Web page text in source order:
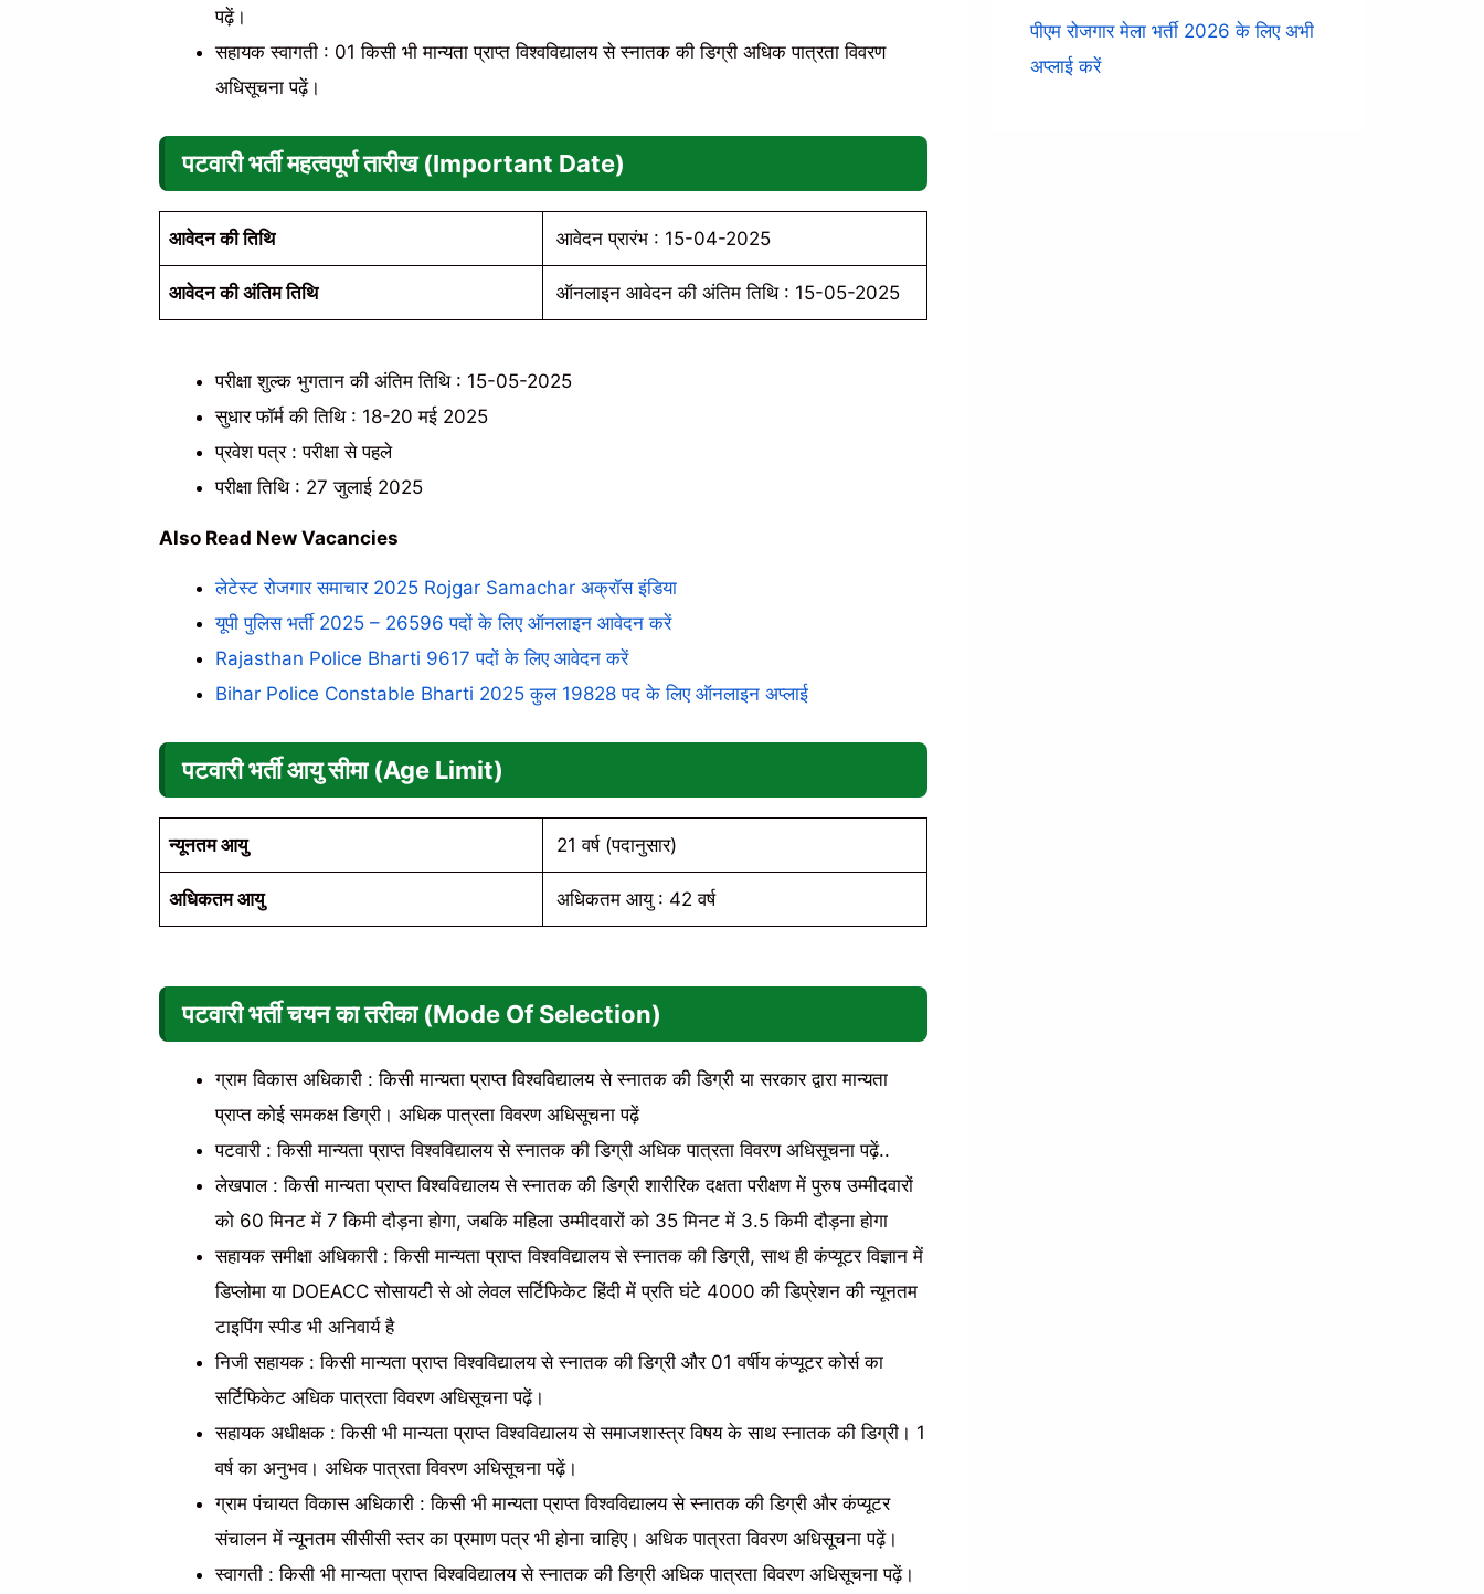
पढ़ें।
सहायक स्वागती : 01 किसी भी मान्यता प्राप्त विश्वविद्यालय से स्नातक की डिग्री अधिक पात्रता विवरण
अधिसूचना पढ़ें।
पटवारी भर्तीमहत्वपूर्ण तारीख (Important Date)
आवेदन की तिथि आवेदन प्रारंभ : 15-04-2025
आवेदन की अंतिम तिथि ऑनलाइन आवेदन की अंतिम तिथि : 15-05-2025
परीक्षा शुल्क भुगतान की अंतिम तिथि : 15-05-2025
सुधार फॉर्म की तिथि : 18-20 मई 2025
प्रवेश पत्र : परीक्षा से पहले
परीक्षा तिथि : 27 जुलाई 2025
Also Read New Vacancies
लेटेस्ट रोजगार समाचार 2025 Rojgar Samachar अक्रॉस इंडिया
यूपी पुलिस भर्ती 2025 – 26596 पदों के लिए ऑनलाइन आवेदन करें
Rajasthan Police Bharti 9617 पदों के लिए आवेदन करें
Bihar Police Constable Bharti 2025 कुल 19828 पद के लिए ऑनलाइन अप्लाई
पटवारी भर्ती आयु सीमा (Age Limit)
न्यूनतम आयु 21 वर्ष (पदानुसार)
अधिकतम आयु अधिकतम आयु : 42 वर्ष
पटवारी भर्तीचयन का तरीका (Mode Of Selection)
ग्राम विकास अधिकारी : किसी मान्यता प्राप्त विश्वविद्यालय से स्नातक की डिग्री या सरकार द्वारा मान्यता
प्राप्त कोई समकक्ष डिग्री। अधिक पात्रता विवरण अधिसूचना पढ़ें
पटवारी : किसी मान्यता प्राप्त विश्वविद्यालय से स्नातक की डिग्री अधिक पात्रता विवरण अधिसूचना पढ़ें..
लेखपाल : किसी मान्यता प्राप्त विश्वविद्यालय से स्नातक की डिग्री शारीरिक दक्षता परीक्षण में पुरुष उम्मीदवारों
को 60 मिनट में 7 किमी दौड़ना होगा, जबकि महिला उम्मीदवारों को 35 मिनट में 3.5 किमी दौड़ना होगा
सहायक समीक्षा अधिकारी : किसी मान्यता प्राप्त विश्वविद्यालय से स्नातक की डिग्री, साथ ही कंप्यूटर विज्ञान में
डिप्लोमा या DOEACC सोसायटी से ओ लेवल सर्टिफिकेट हिंदी में प्रति घंटे 4000 की डिप्रेशन की न्यूनतम
टाइपिंग स्पीड भी अनिवार्य है
निजी सहायक : किसी मान्यता प्राप्त विश्वविद्यालय से स्नातक की डिग्री और 01 वर्षीय कंप्यूटर कोर्स का
सर्टिफिकेट अधिक पात्रता विवरण अधिसूचना पढ़ें।
सहायक अधीक्षक : किसी भी मान्यता प्राप्त विश्वविद्यालय से समाजशास्त्र विषय के साथ स्नातक की डिग्री। 1
वर्ष का अनुभव। अधिक पात्रता विवरण अधिसूचना पढ़ें।
ग्राम पंचायत विकास अधिकारी : किसी भी मान्यता प्राप्त विश्वविद्यालय से स्नातक की डिग्री और कंप्यूटर
संचालन में न्यूनतम सीसीसी स्तर का प्रमाण पत्र भी होना चाहिए। अधिक पात्रता विवरण अधिसूचना पढ़ें।
स्वागती : किसी भी मान्यता प्राप्त विश्वविद्यालय से स्नातक की डिग्री अधिक पात्रता विवरण अधिसूचना पढ़ें।
पीएम रोजगार मेला भर्ती 2026 के लिए अभी
अप्लाई करें